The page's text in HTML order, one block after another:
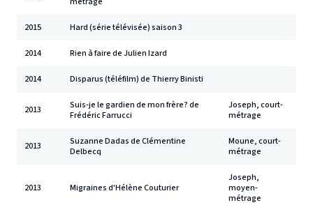
2015 Hard (série télévisée) saison 3
2014 Rien à faire de Julien Izard
2014 Disparus (téléfilm) de Thierry Binisti
2013
Suis-je le gardien de mon frère? de
Frédéric Farrucci
Joseph, court-
métrage
2013
Suzanne Dadas de Clémentine
Delbecq
Moune, court-
métrage
2013 Migraines d'Hélène Couturier
Joseph,
moyen-
métrage